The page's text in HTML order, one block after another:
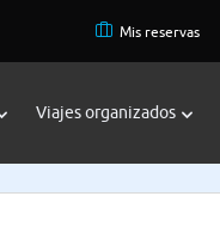
Mis reservas
Viajes organizados